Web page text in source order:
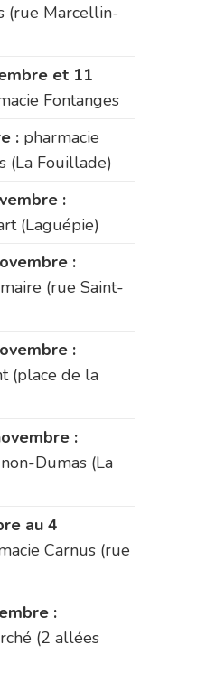
(rue Marcellin-
et 11
Fontanges
: pharmacie
(La Fouillade)
:
(Laguépie)
:
(rue Saint-
:
(place de la
:
Dumas (La
au 4
Carnus (rue
:
(2 allées